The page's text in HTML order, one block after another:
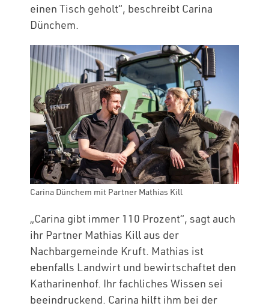
einen Tisch geholt“, beschreibt Carina
Dünchem.
Carina Dünchem mit Partner Mathias Kill
„Carina gibt immer 110 Prozent“, sagt auch
ihr Partner Mathias Kill aus der
Nachbargemeinde Kruft. Mathias ist
ebenfalls Landwirt und bewirtschaftet den
Katharinenhof. Ihr fachliches Wissen sei
beeindruckend. Carina hilft ihm bei der